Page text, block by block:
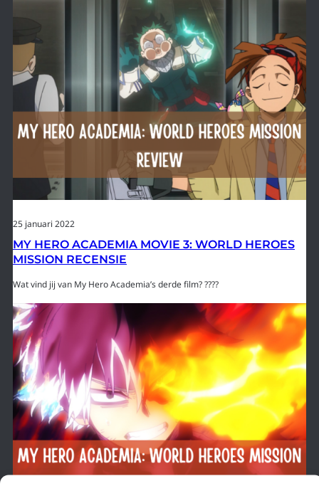
25 januari 2022
MY HERO ACADEMIA MOVIE 3: WORLD HEROES
MISSION RECENSIE
Wat vind jij van My Hero Academia’s derde film? ????